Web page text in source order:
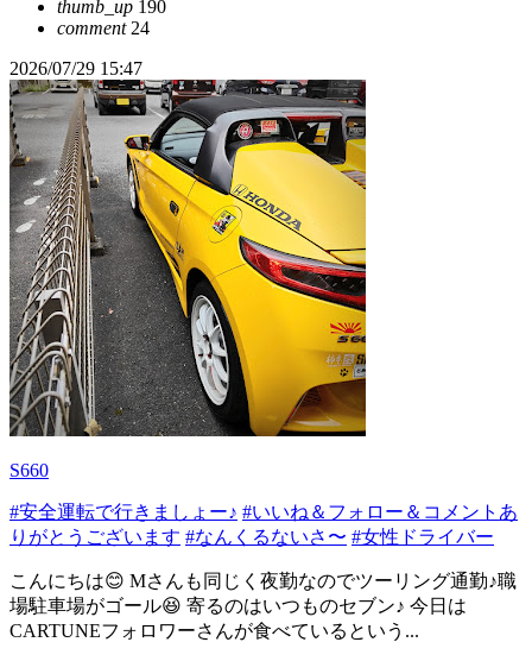
thumb_up 190
comment24
2026/07/29 15:47
S660
#安全運転で行きましょー♪ #いいね＆フォロー＆コメントあ
りがとうございます #なんくるないさ〜 #女性ドライバー
こんにちは😊 Mさんも同じく夜勤なのでツーリング通勤♪職
場駐車場がゴール😆 寄るのはいつものセブン♪ 今日は
CARTUNEフォロワーさんが食べているという...